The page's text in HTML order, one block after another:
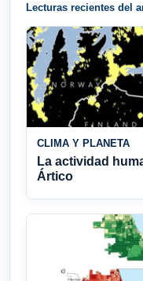
Lecturas recientes del
CLIMA Y PLANETA
La actividad
Ártico